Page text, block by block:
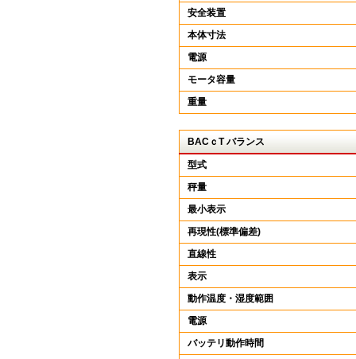
安全装置
本体寸法
電源
モータ容量
重量
BACｃT バランス
型式
秤量
最小表示
再現性(標準偏差)
直線性
表示
動作温度・湿度範囲
電源
バッテリ動作時間